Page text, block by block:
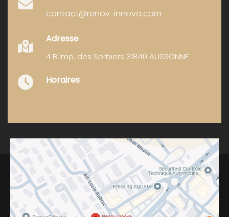
contact@renov-innova.com
Adresse
4 B Imp. des Sorbiers 31840 AUSSONNE
Horaires